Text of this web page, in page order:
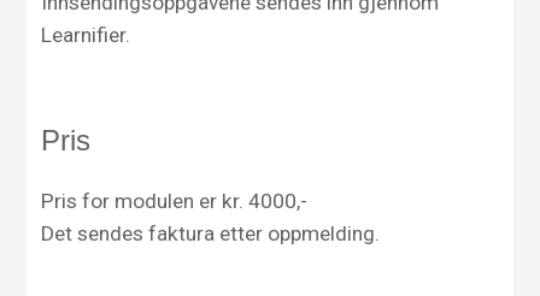
Learnifier.
Pris
Pris for modulen er kr. 4000,-
Det sendes faktura etter oppmelding.